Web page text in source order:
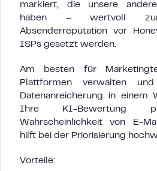
markiert, die unsere
haben – wertvoll
Absenderreputation vor
ISPs gesetzt werden.
Am besten für
Plattformen verwalten
Datenanreicherung in einem
Ihre KI-Bewertung
Wahrscheinlichkeit von E-
hilft bei der Priorisierung
Vorteile: